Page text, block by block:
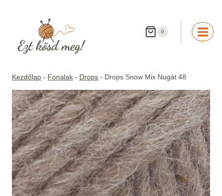
0
Kezdőlap - Fonalak - Drops - Drops Snow Mix Nugát 48